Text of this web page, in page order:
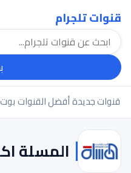
قنوات تلجرام
قنوات جديدةأفضل القنوات
المسلة